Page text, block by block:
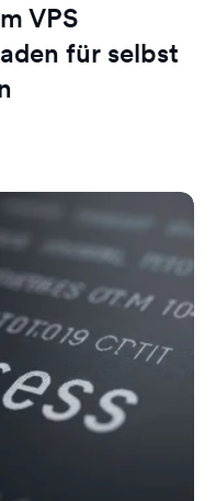
VPS
für selbst